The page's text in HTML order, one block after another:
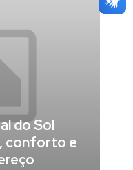
do Sol
conforto e